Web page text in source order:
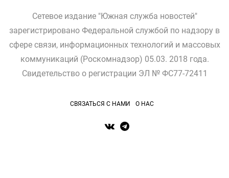
Сетевое издание "Южная служба новостей"
зарегистрировано Федеральной службой по надзору в
сфере связи, информационных технологий и массовых
коммуникаций (Роскомнадзор) 05.03. 2018 года.
Свидетельство о регистрации ЭЛ № ФС77-72411
СВЯЗАТЬСЯ С НАМИ О НАС